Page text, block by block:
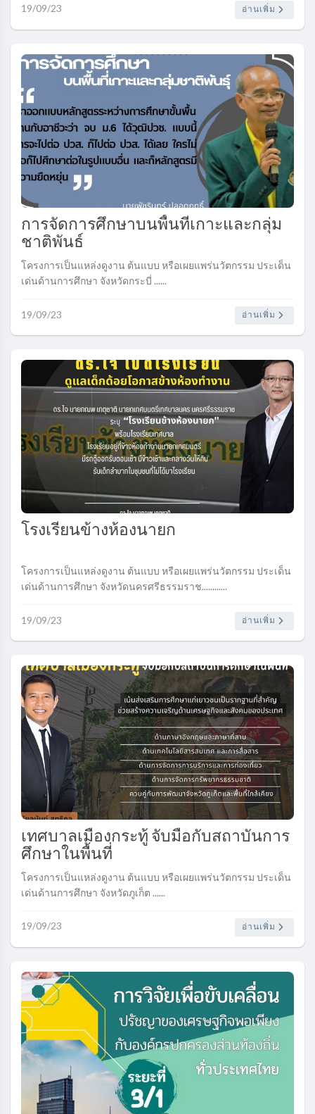
19/09/23 อ่านเพิ่ม
การจัดการศึกษาบนพื้นที่เกาะและกลุ่ม
ชาติพันธ์
โครงการเป็นแหล่งดูงาน ต้นแบบ หรือเผยแพร่นวัตกรรม ประเด็น
เด่นด้านการศึกษา จังหวัดกระบี่ ......
19/09/23 อ่านเพิ่ม
โรงเรียนข้างห้องนายก
โครงการเป็นแหล่งดูงาน ต้นแบบ หรือเผยแพร่นวัตกรรม ประเด็น
เด่นด้านการศึกษา จังหวัดนครศรีธรรมราช............
19/09/23 อ่านเพิ่ม
เทศบาลเมืองกระทู้ จับมือกับสถาบันการ
ศึกษาในพื้นที่
โครงการเป็นแหล่งดูงาน ต้นแบบ หรือเผยแพร่นวัตกรรม ประเด็น
เด่นด้านการศึกษา จังหวัดภูเก็ต ......
19/09/23 อ่านเพิ่ม